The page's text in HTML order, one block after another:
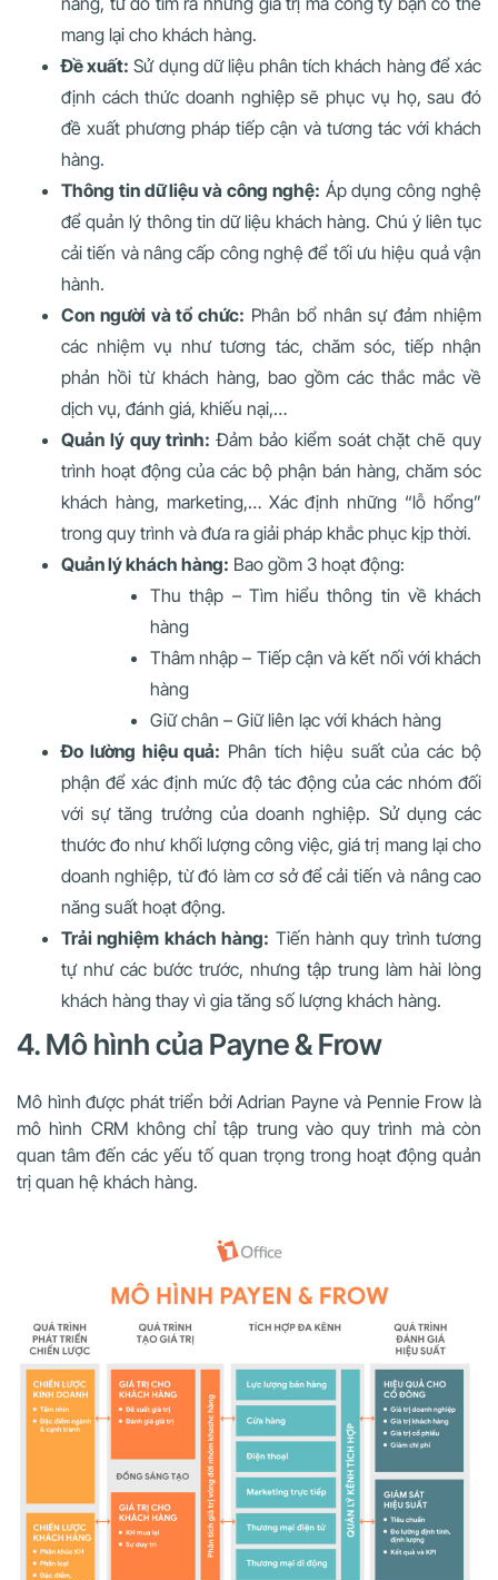
mang lại cho khách hàng.
Đề xuất: Sử dụng dữ liệu phân tích khách hàng để xác
định cách thức doanh nghiệp sẽ phục vụ họ, sau đó
đề xuất phương pháp tiếp cận và tương tác với khách
hàng.
Thông tin dữ liệu và công nghệ: Áp dụng công nghệ
để quản lý thông tin dữ liệu khách hàng. Chú ý liên tục
cải tiến và nâng cấp công nghệ để tối ưu hiệu quả vận
hành.
Con người và tổ chức: Phân bổ nhân sự đảm nhiệm
các nhiệm vụ như tương tác, chăm sóc, tiếp nhận
phản hồi từ khách hàng, bao gồm các thắc mắc về
dịch vụ, đánh giá, khiếu nại,…
Quản lý quy trình: Đảm bảo kiểm soát chặt chẽ quy
trình hoạt động của các bộ phận bán hàng, chăm sóc
khách hàng, marketing,… Xác định những “lỗ hổng”
trong quy trình và đưa ra giải pháp khắc phục kịp thời.
Quản lý khách hàng: Bao gồm 3 hoạt động:
Thu thập – Tìm hiểu thông tin về khách
hàng
Thâm nhập – Tiếp cận và kết nối với khách
hàng
Giữ chân – Giữ liên lạc với khách hàng
Đo lường hiệu quả: Phân tích hiệu suất của các bộ
phận để xác định mức độ tác động của các nhóm đối
với sự tăng trưởng của doanh nghiệp. Sử dụng các
thước đo như khối lượng công việc, giá trị mang lại cho
doanh nghiệp, từ đó làm cơ sở để cải tiến và nâng cao
năng suất hoạt động.
Trải nghiệm khách hàng: Tiến hành quy trình tương
tự như các bước trước, nhưng tập trung làm hài lòng
khách hàng thay vì gia tăng số lượng khách hàng.
4. Mô hình của Payne & Frow
Mô hình được phát triển bởi Adrian Payne và Pennie Frow là
mô hình CRM không chỉ tập trung vào quy trình mà còn
quan tâm đến các yếu tố quan trọng trong hoạt động quản
trị quan hệ khách hàng.